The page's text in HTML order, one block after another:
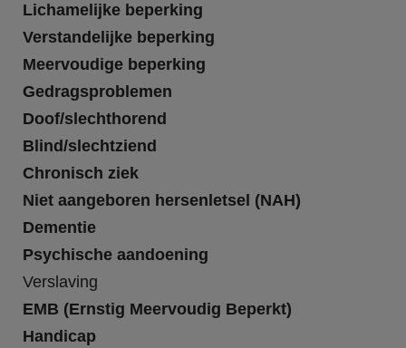
Lichamelijke beperking
Verstandelijke beperking
Meervoudige beperking
Gedragsproblemen
Doof/slechthorend
Blind/slechtziend
Chronisch ziek
Niet aangeboren hersenletsel (NAH)
Dementie
Psychische aandoening
Verslaving
EMB (Ernstig Meervoudig Beperkt)
Handicap